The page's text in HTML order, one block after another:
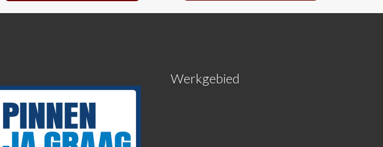
Werkgebied